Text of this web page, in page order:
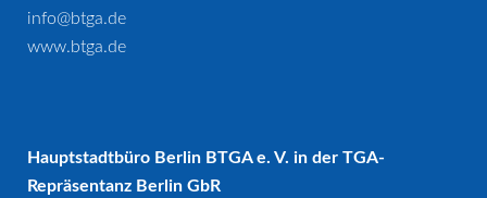
info@btga.de
www.btga.de
Hauptstadtbüro Berlin BTGA e. V. in der TGA-
Repräsentanz Berlin GbR